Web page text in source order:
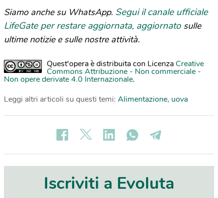
Siamo anche su WhatsApp. Segui il canale ufficiale
LifeGate per restare aggiornata, aggiornato sulle
ultime notizie e sulle nostre attività.
Quest'opera è distribuita con Licenza Creative
Commons Attribuzione - Non commerciale -
Non opere derivate 4.0 Internazionale.
Leggi altri articoli su questi temi: Alimentazione, uova
Iscriviti a Evoluta